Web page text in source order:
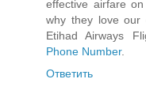
effective airfare
why they love our
Etihad Airways
Phone Number.
Ответить